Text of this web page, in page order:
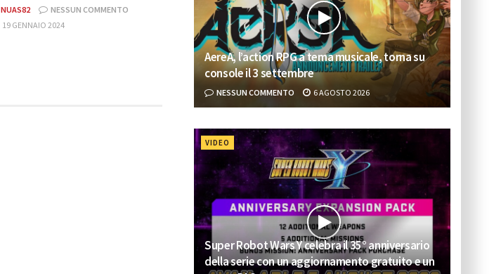
NUAS82
NESSUN COMMENTO
19 GENNAIO 2024
AereA, l’action RPG a tema musicale, torna su
console il 3 settembre
NESSUN COMMENTO 6 AGOSTO 2026
VIDEO
Super Robot Wars Y celebra il 35° anniversario
della serie con un aggiornamento gratuito e un